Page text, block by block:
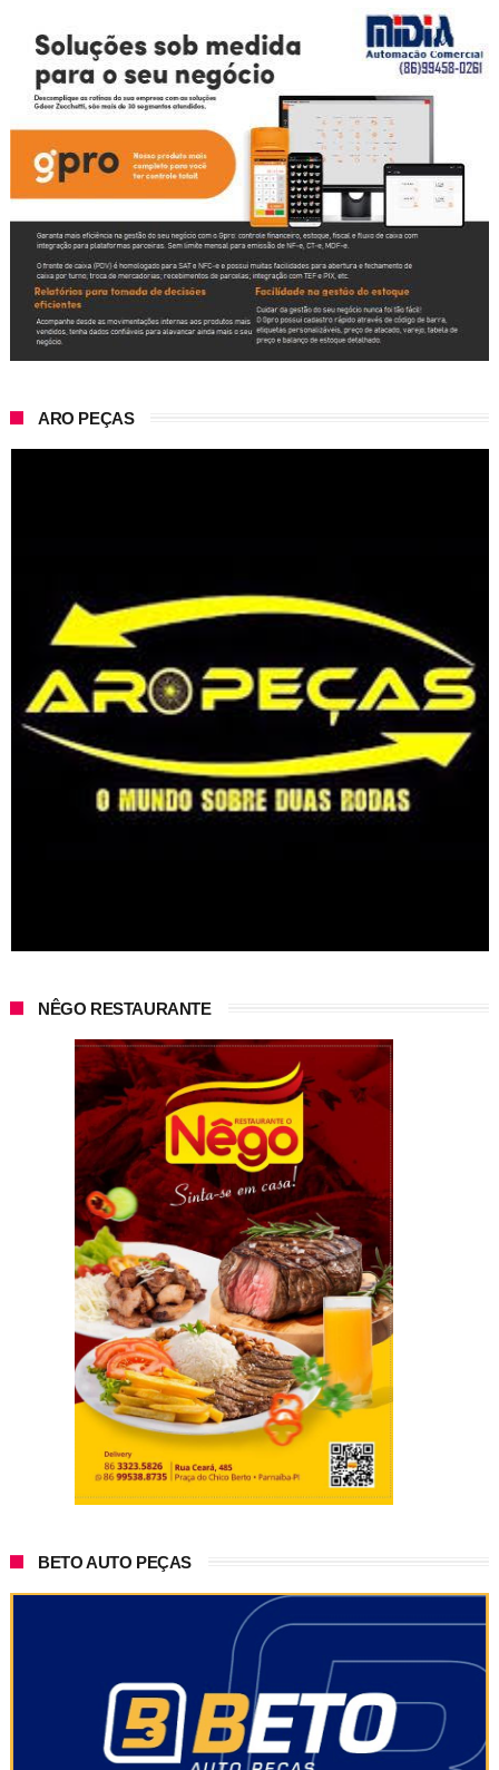
ARO PEÇAS
NÊGO RESTAURANTE
BETO AUTO PEÇAS